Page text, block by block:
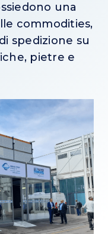
una
commodities,
spedizione su
pietre e